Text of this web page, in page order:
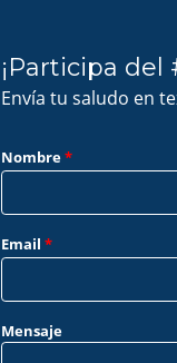
¡Participa del
Envía tu saludo en
Nombre*
Email *
Mensaje